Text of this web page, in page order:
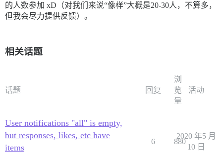
的人数参加 xD（对我们来说“像样”大概是20-30人，不算多，
但我会尽力提供反馈）。
相关话题
话题 回复
浏
览
量
活动
User notifications "all" is empty,
but responses, likes, etc have
items
6 880
2020 年5 月
10 日